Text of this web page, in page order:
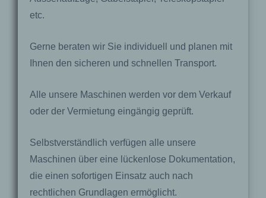
etc.
Gerne beraten wir Sie individuell und planen mit
Ihnen den sicheren und schnellen Transport.
Alle unsere Maschinen werden vor dem Verkauf
oder der Vermietung eingängig geprüft.
Selbstverständlich verfügen alle unsere
Maschinen über eine lückenlose Dokumentation,
die einen sofortigen Einsatz auch nach
rechtlichen Grundlagen ermöglicht.